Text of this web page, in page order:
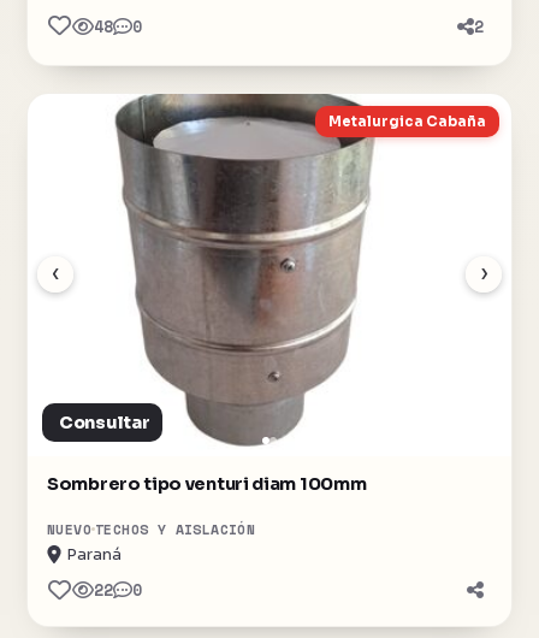
48 0 2
‹ ›
Metalurgica Cabaña
Consultar
Sombrero tipo venturi diam 100mm
NUEVO TECHOS Y AISLACIÓN
Paraná
22 0